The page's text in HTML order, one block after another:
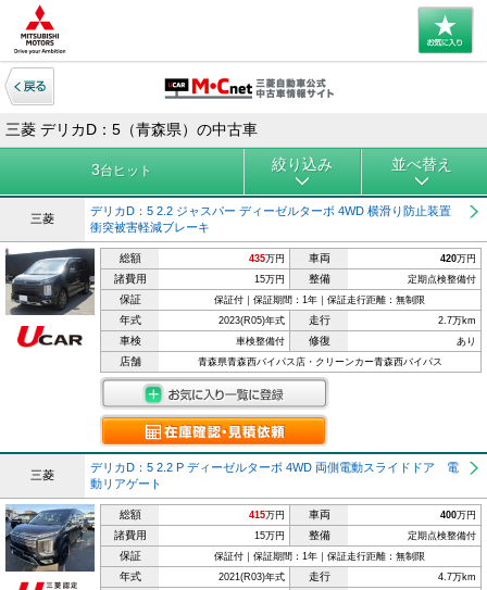
三菱 デリカD：5（青森県）の中古車
3台ヒット 絞り込み 並べ替え
三菱
デリカD：5 2.2 ジャスパー ディーゼルターボ 4WD 横滑り防止装置
衝突被害軽減ブレーキ
総額 435万円 車両 420万円
諸費用 15万円 整備 定期点検整備付
保証 保証付｜保証期間：1年｜保証走行距離：無制限
年式 2023(R05)年式 走行 2.7万km
車検 車検整備付 修復 あり
店舗 青森県青森西バイパス店・クリーンカー青森西バイパス
三菱
デリカD：5 2.2 P ディーゼルターボ 4WD 両側電動スライドドア 電
動リアゲート
総額 415万円 車両 400万円
諸費用 15万円 整備 定期点検整備付
保証 保証付｜保証期間：1年｜保証走行距離：無制限
年式 2021(R03)年式 走行 4.7万km